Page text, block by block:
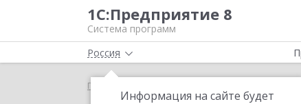
1С:Предприятие 8
Система программ
Россия
Информация на сайте будет
Главная